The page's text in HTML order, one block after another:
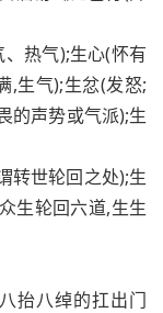
热气);生心(怀有
,生气);生忿(发怒;
的声势或气派);生
转世轮回之处);生
生轮回六道,生生
抬八绰的扛出门